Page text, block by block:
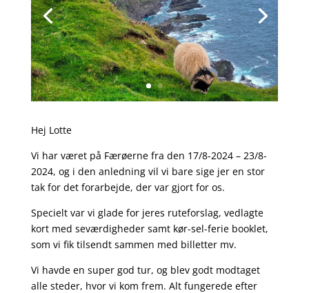
Hej Lotte
Vi har været på Færøerne fra den 17/8-2024 – 23/8-
2024, og i den anledning vil vi bare sige jer en stor
tak for det forarbejde, der var gjort for os.
Specielt var vi glade for jeres ruteforslag, vedlagte
kort med seværdigheder samt kør-sel-ferie booklet,
som vi fik tilsendt sammen med billetter mv.
Vi havde en super god tur, og blev godt modtaget
alle steder, hvor vi kom frem. Alt fungerede efter